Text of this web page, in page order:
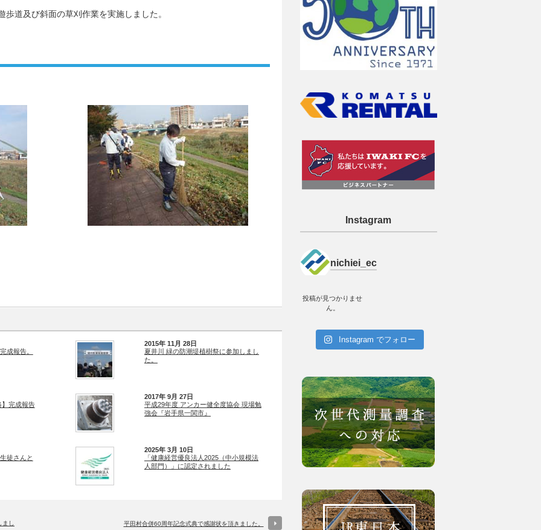
道及び斜面の草刈作業を実施しました。
成報告。
2015年 11月 28日
夏井川 緑の防潮堤植樹祭に参加しまし
た。
完成報告
2017年 9月 27日
平成29年度 アンカー健全度協会 現場勉
強会『岩手県一関市』
徒さんと
2025年 3月 10日
「健康経営優良法人2025（中小規模法
人部門）」に認定されました
し 平田村合併60周年記念式典で感謝状を頂きました。
Instagram
nichiei_ec
投稿が見つかりませ
ん。
Instagram でフォロー